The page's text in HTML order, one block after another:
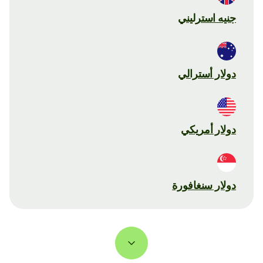
جنيه استرليني
دولار أسترالي
دولار أمريكي
دولار سنغافورة